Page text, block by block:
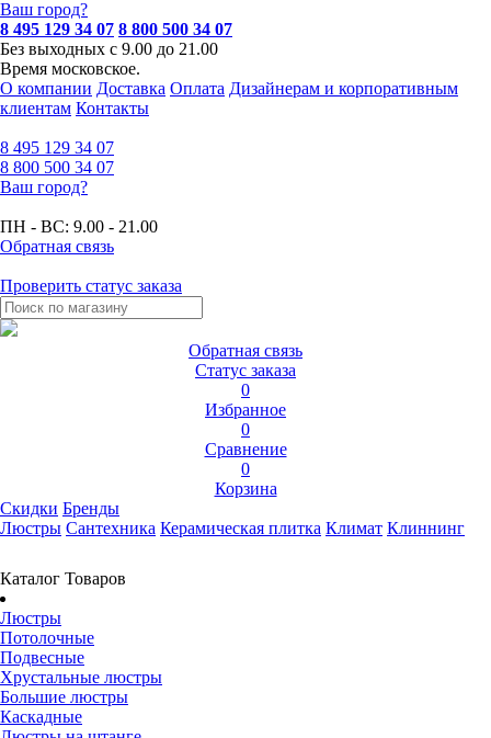
Ваш город?
8 495 129 34 07 8 800 500 34 07
Без выходных с 9.00 до 21.00
Время московское.
О компании Доставка Оплата Дизайнерам и корпоративным
клиентам Контакты
8 495 129 34 07
8 800 500 34 07
Ваш город?
ПН - ВС: 9.00 - 21.00
Обратная связь
Проверить статус заказа
Обратная связь
Статус заказа
0
Избранное
0
Сравнение
0
Корзина
Скидки Бренды
Люстры Сантехника Керамическая плитка Климат Клиннинг
Каталог Товаров
Люстры
Потолочные
Подвесные
Хрустальные люстры
Большие люстры
Каскадные